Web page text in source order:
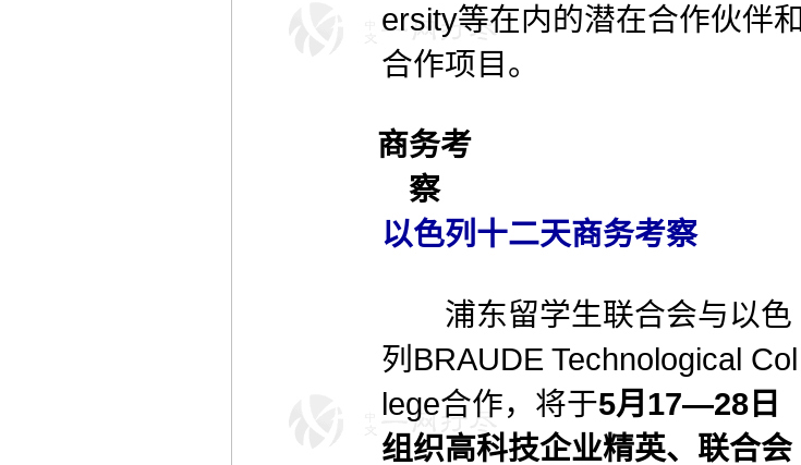
ersity等在内的潜在合作伙伴和
合作项目。
商务考
察
以色列十二天商务考察
浦东留学生联合会与以色
列BRAUDE Technological Col
lege合作，将于5月17—28日
组织高科技企业精英、联合会